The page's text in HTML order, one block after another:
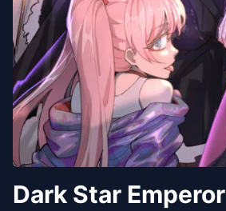
Dark Star Emperor